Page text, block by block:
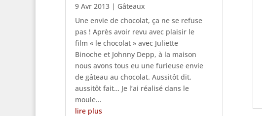
9 Avr 2013 | Gâteaux
Une envie de chocolat, ça ne se refuse
pas ! Après avoir revu avec plaisir le
film « le chocolat » avec Juliette
Binoche et Johnny Depp, à la maison
nous avons tous eu une furieuse envie
de gâteau au chocolat. Aussitôt dit,
aussitôt fait… Je l’ai réalisé dans le
moule...
lire plus